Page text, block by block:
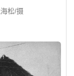
松/摄